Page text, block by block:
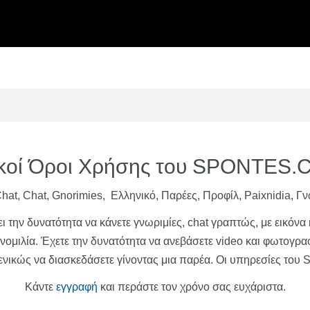
Όροι Χρήσης του
Chat, Gnorimies, Ελληνικό, Παρέες, Προφίλ, Paixnidia,
δυνατότητα να κάνετε γνωριμίες, chat γραπτώς, με
Έχετε την δυνατότητα να ανεβάσετε video και
να διασκεδάσετε γίνοντας μια παρέα. Οι υπηρεσίες
Κάντε εγγραφή και περάστε τον χρόνο σας ευχάριστα.